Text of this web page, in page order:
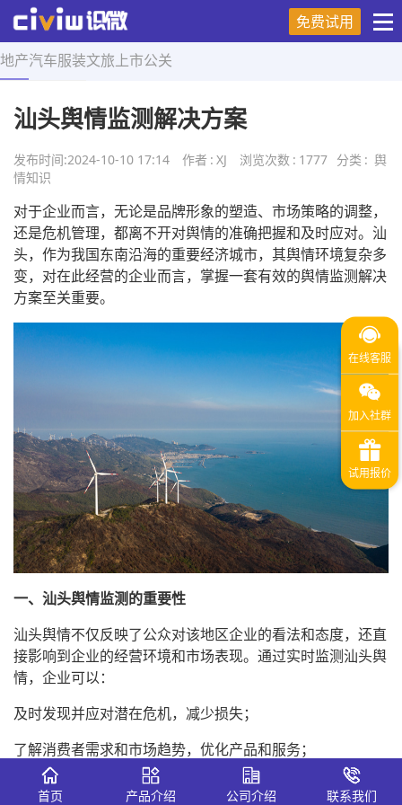
免费试用
地产汽车服装文旅 上市公关
首页 > 舆情知识 > 正文
汕头舆情监测解决方案
发布时间:2024-10-10 17:14 作者 : XJ 浏览次数 : 1777 分类 : 舆
情知识
对于企业而言，无论是品牌形象的塑造、市场策略的调整，
还是危机管理，都离不开对舆情的准确把握和及时应对。汕
头，作为我国东南沿海的重要经济城市，其舆情环境复杂多
变，对在此经营的企业而言，掌握一套有效的舆情监测解决
方案至关重要。
一、汕头舆情监测的重要性
汕头舆情不仅反映了公众对该地区企业的看法和态度，还直
接影响到企业的经营环境和市场表现。通过实时监测汕头舆
情，企业可以：
及时发现并应对潜在危机，减少损失；
了解消费者需求和市场趋势，优化产品和服务；
评估营销活动的效果，调整策略方向；
首页 产品介绍 公司介绍 联系我们